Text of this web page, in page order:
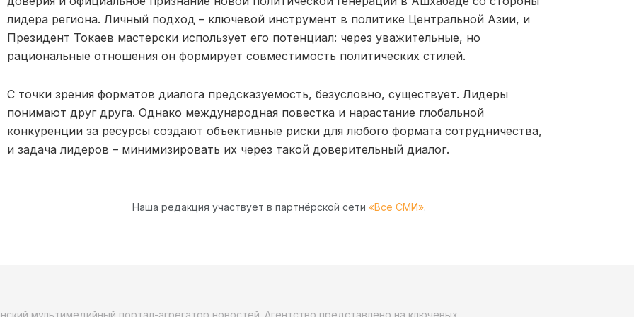
лидера региона. Личный подход – ключевой инструмент в политике Центральной Азии, и
Президент Токаев мастерски использует его потенциал: через уважительные, но
рациональные отношения он формирует совместимость политических стилей.
С точки зрения форматов диалога предсказуемость, безусловно, существует. Лидеры
понимают друг друга. Однако международная повестка и нарастание глобальной
конкуренции за ресурсы создают объективные риски для любого формата сотрудничества,
и задача лидеров – минимизировать их через такой доверительный диалог.
Наша редакция участвует в партнёрской сети «Все СМИ».
мультимедийный портал-агрегатор новостей. Агентство представлено на ключевых